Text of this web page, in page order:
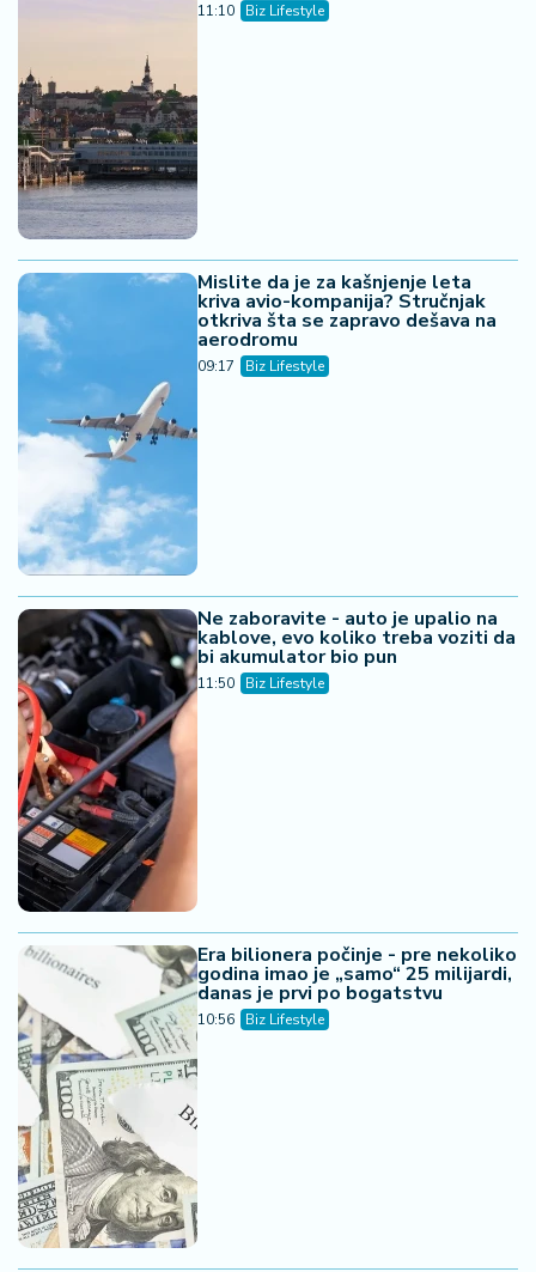
11:10 Biz Lifestyle
Mislite da je za kašnjenje leta
kriva avio-kompanija? Stručnjak
otkriva šta se zapravo dešava na
aerodromu
09:17 Biz Lifestyle
Ne zaboravite - auto je upalio na
kablove, evo koliko treba voziti da
bi akumulator bio pun
11:50 Biz Lifestyle
Era bilionera počinje - pre nekoliko
godina imao je „samo“ 25 milijardi,
danas je prvi po bogatstvu
10:56 Biz Lifestyle